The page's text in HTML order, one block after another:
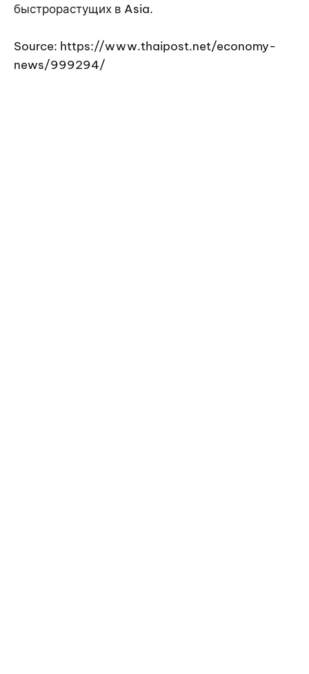
быстрорастущих в Asia.
Source: https://www.thaipost.net/economy-
news/999294/